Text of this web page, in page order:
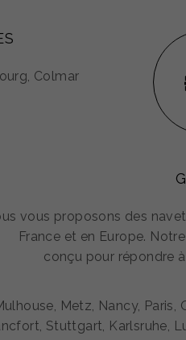
Colmar
vous proposons des
France et en Europe.
conçu pour répondre
Metz, Nancy, Paris,
Stuttgart, Karlsruhe,